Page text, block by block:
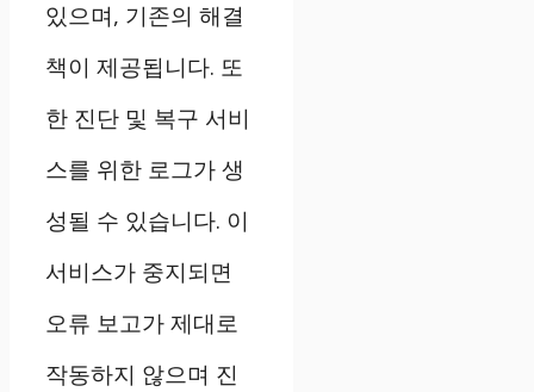
있으며, 기존의 해결
책이 제공됩니다. 또
한 진단 및 복구 서비
스를 위한 로그가 생
성될 수 있습니다. 이
서비스가 중지되면
오류 보고가 제대로
작동하지 않으며 진